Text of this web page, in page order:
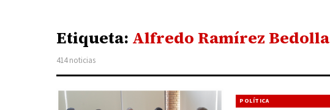
Etiqueta: Alfredo Ramírez Bedolla
414 noticias
POLÍTICA